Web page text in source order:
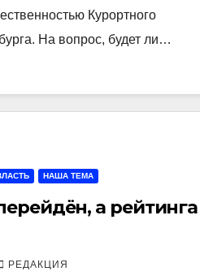
Курортного
На вопрос, будет ли…
НАША ТЕМА
а рейтинга
РЕДАКЦИЯ